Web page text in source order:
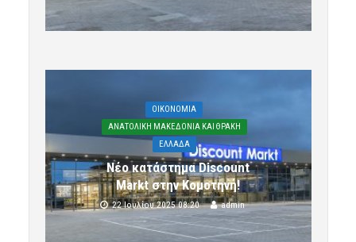
OIKONOMIA
ΑΝΑΤΟΛΙΚΗ ΜΑΚΕΔΟΝΙΑ ΚΑΙ ΘΡΑΚΗ
ΕΛΛΑΔΑ
Νέο κατάστημα Discount
Markt στην Κομοτηνή!
22 Ιουλίου 2025 08:20 admin